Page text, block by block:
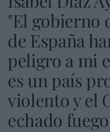
"El gobierno
de España
peligro a mi
es un país
violento y el
echado